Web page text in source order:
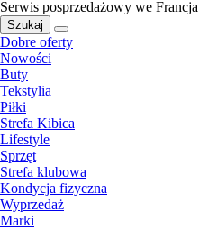
Serwis posprzedażowy we Francja
Szukaj
Dobre oferty
Nowości
Buty
Tekstylia
Piłki
Strefa Kibica
Lifestyle
Sprzęt
Strefa klubowa
Kondycja fizyczna
Wyprzedaż
Marki